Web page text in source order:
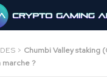
> Chumbi Valley staking
marche ?